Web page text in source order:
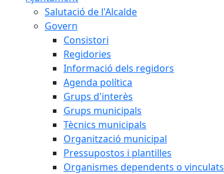
Salutació de l'Alcalde
Govern
Consistori
Regidories
Informació dels regidors
Agenda política
Grups d'interès
Grups municipals
Tècnics municipals
Organització municipal
Pressupostos i plantilles
Organismes dependents o vinculats